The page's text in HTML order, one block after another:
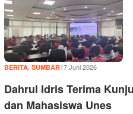
BERITA, SUMBARMusthofa
17 Juni 2026
Dahrul Idris Terima
dan Mahasiswa Unes